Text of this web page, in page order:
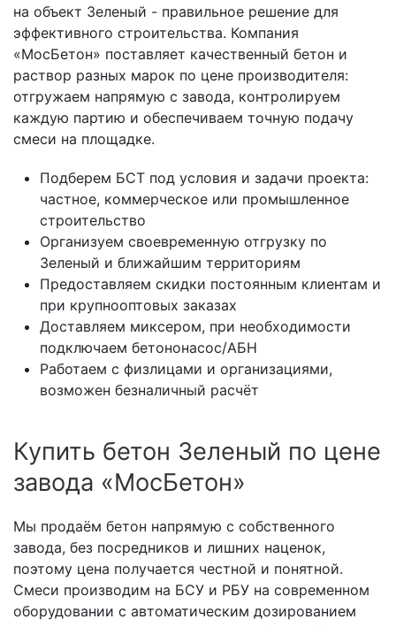
на объект Зеленый - правильное решение для
эффективного строительства. Компания
«МосБетон» поставляет качественный бетон и
раствор разных марок по цене производителя:
отгружаем напрямую с завода, контролируем
каждую партию и обеспечиваем точную подачу
смеси на площадке.
Подберем БСТ под условия и задачи проекта:
частное, коммерческое или промышленное
строительство
Организуем своевременную отгрузку по
Зеленый и ближайшим территориям
Предоставляем скидки постоянным клиентам и
при крупнооптовых заказах
Доставляем миксером, при необходимости
подключаем бетононасос/АБН
Работаем с физлицами и организациями,
возможен безналичный расчёт
Купить бетон Зеленый по цене
завода «МосБетон»
Мы продаём бетон напрямую с собственного
завода, без посредников и лишних наценок,
поэтому цена получается честной и понятной.
Смеси производим на БСУ и РБУ на современном
оборудовании с автоматическим дозированием